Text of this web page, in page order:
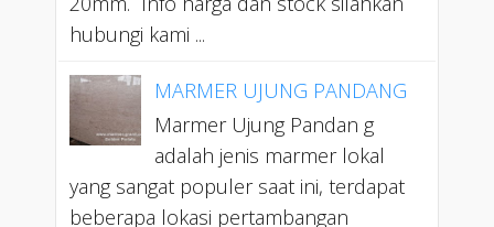
hubungi kami ...
MARMER UJUNG PANDANG
Marmer Ujung Pandan g
adalah jenis marmer lokal
yang sangat populer saat ini, terdapat
beberapa lokasi pertambangan